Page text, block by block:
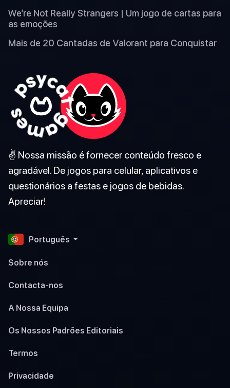
We’re Not Really Strangers | Um jogo de cartas para
as emoções
Mais de 20 Cantadas de Valorant para Conquistar
✌️ Nossa missão é fornecer conteúdo fresco e
agradável. De jogos para celular, aplicativos e
questionários a festas e jogos de bebidas.
Apreciar!
Português
Sobre nós
Contacta-nos
A Nossa Equipa
Os Nossos Padrões Editoriais
Termos
Privacidade